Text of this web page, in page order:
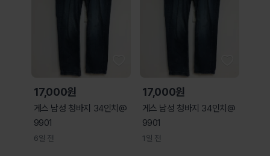
17,000원
게스 남성 청바지 34인치@
9901
6일 전
17,000원
게스 남성 청바지 34인치@
9901
1일 전